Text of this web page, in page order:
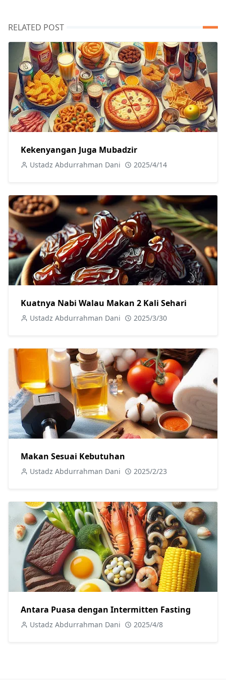
RELATED POST
Kekenyangan Juga Mubadzir
Ustadz Abdurrahman Dani 2025/4/14
Kuatnya Nabi Walau Makan 2 Kali Sehari
Ustadz Abdurrahman Dani 2025/3/30
Makan Sesuai Kebutuhan
Ustadz Abdurrahman Dani 2025/2/23
Antara Puasa dengan Intermitten Fasting
Ustadz Abdurrahman Dani 2025/4/8